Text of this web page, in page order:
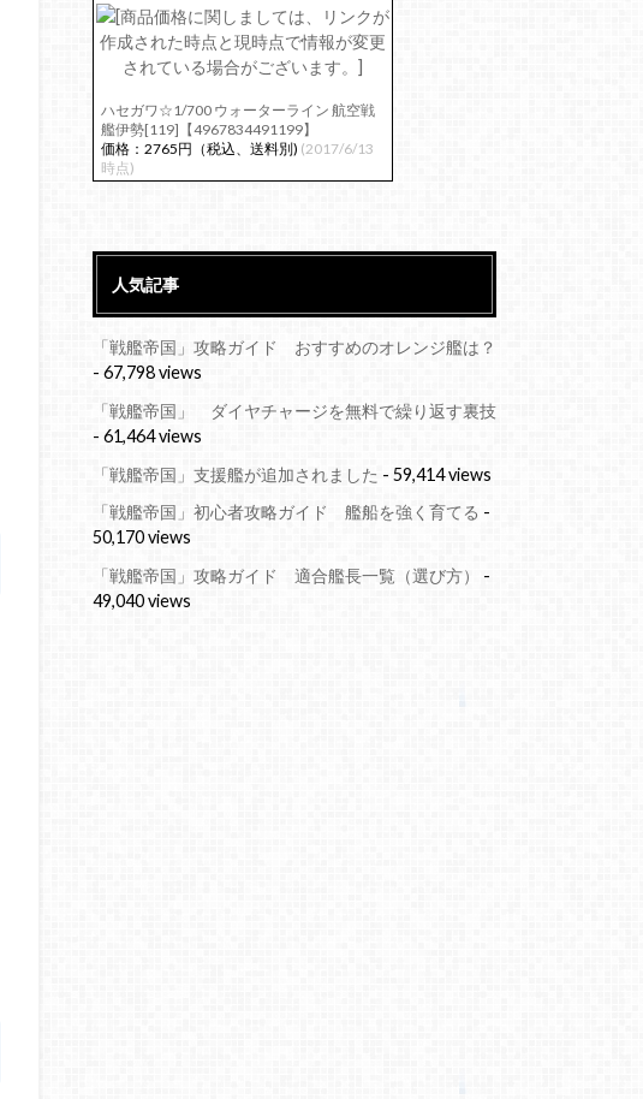
ハセガワ☆1/700 ウォーターライン 航空戦
艦伊勢[119]【4967834491199】
価格：2765円（税込、送料別) (2017/6/13
時点)
人気記事
「戦艦帝国」攻略ガイド おすすめのオレンジ艦は？
- 67,798 views
「戦艦帝国」 ダイヤチャージを無料で繰り返す裏技
- 61,464 views
「戦艦帝国」支援艦が追加されました - 59,414 views
「戦艦帝国」初心者攻略ガイド 艦船を強く育てる -
50,170 views
「戦艦帝国」攻略ガイド 適合艦長一覧（選び方）
-
49,040 views